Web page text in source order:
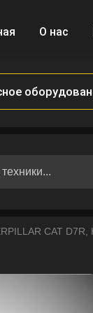
О нас
CAT D7R,